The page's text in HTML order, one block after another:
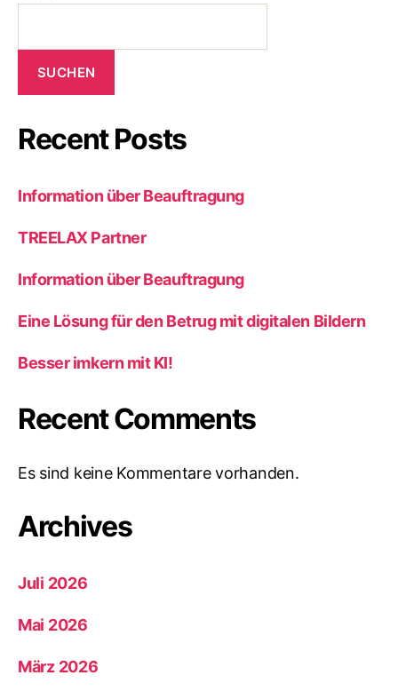
SUCHEN
Recent Posts
Information über Beauftragung
TREELAX Partner
Information über Beauftragung
Eine Lösung für den Betrug mit digitalen Bildern
Besser imkern mit KI!
Recent Comments
Es sind keine Kommentare vorhanden.
Archives
Juli 2026
Mai 2026
März 2026